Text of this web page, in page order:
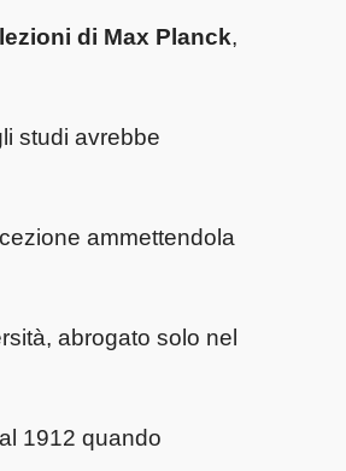
di Max Planck,
studi avrebbe
ammettendola
abrogato solo nel
1912 quando